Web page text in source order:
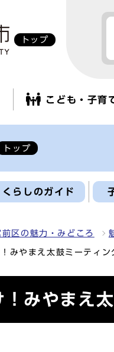
トップ
こども・子育
トップ
くらしのガイド
前区の魅力・みどころ
みやまえ太鼓ミーティ
みやまえ